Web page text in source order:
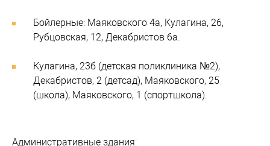
Бойлерные: Маяковского 4а, Кулагина, 26,
Рубцовская, 12, Декабристов 6а.
Кулагина, 23б (детская поликлиника №2),
Декабристов, 2 (детсад), Маяковского, 25
(школа), Маяковского, 1 (спортшкола).
Административные здания: